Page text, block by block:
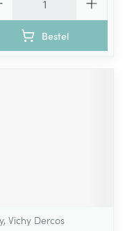
Bestel
Vichy Dercos